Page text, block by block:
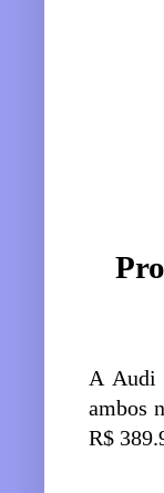
A Audi
ambos
R$